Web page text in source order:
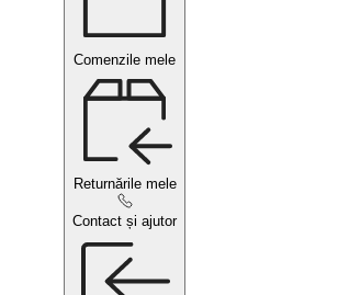
Comenzile mele
Returnările mele
Contact și ajutor